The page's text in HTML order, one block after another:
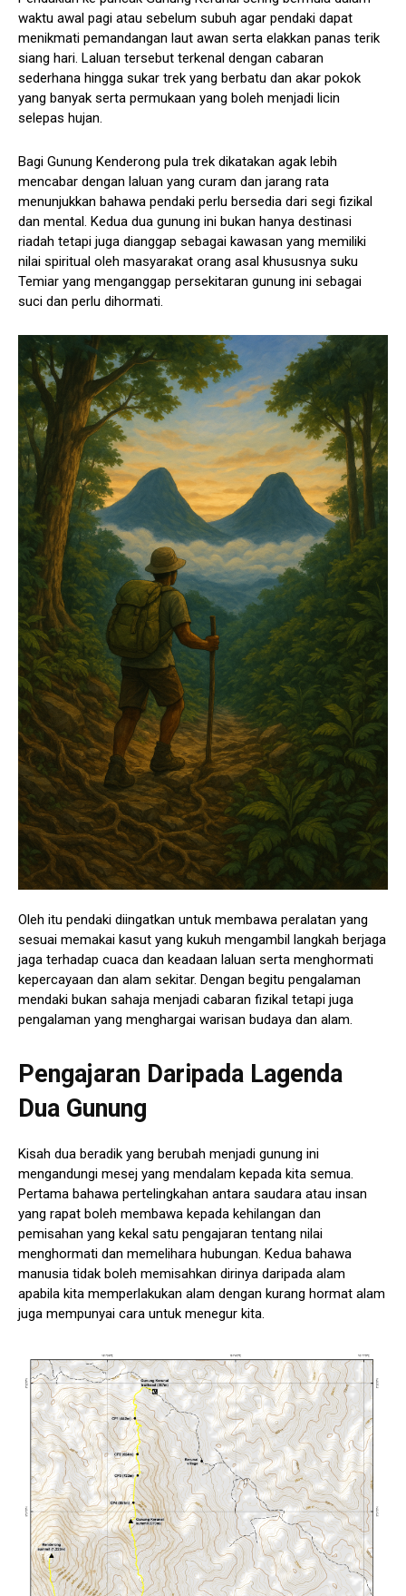
waktu awal pagi atau sebelum subuh agar pendaki dapat
menikmati pemandangan laut awan serta elakkan panas terik
siang hari. Laluan tersebut terkenal dengan cabaran
sederhana hingga sukar trek yang berbatu dan akar pokok
yang banyak serta permukaan yang boleh menjadi licin
selepas hujan.
Bagi Gunung Kenderong pula trek dikatakan agak lebih
mencabar dengan laluan yang curam dan jarang rata
menunjukkan bahawa pendaki perlu bersedia dari segi fizikal
dan mental. Kedua dua gunung ini bukan hanya destinasi
riadah tetapi juga dianggap sebagai kawasan yang memiliki
nilai spiritual oleh masyarakat orang asal khususnya suku
Temiar yang menganggap persekitaran gunung ini sebagai
suci dan perlu dihormati.
Oleh itu pendaki diingatkan untuk membawa peralatan yang
sesuai memakai kasut yang kukuh mengambil langkah berjaga
jaga terhadap cuaca dan keadaan laluan serta menghormati
kepercayaan dan alam sekitar. Dengan begitu pengalaman
mendaki bukan sahaja menjadi cabaran fizikal tetapi juga
pengalaman yang menghargai warisan budaya dan alam.
Pengajaran Daripada Lagenda
Dua Gunung
Kisah dua beradik yang berubah menjadi gunung ini
mengandungi mesej yang mendalam kepada kita semua.
Pertama bahawa pertelingkahan antara saudara atau insan
yang rapat boleh membawa kepada kehilangan dan
pemisahan yang kekal satu pengajaran tentang nilai
menghormati dan memelihara hubungan. Kedua bahawa
manusia tidak boleh memisahkan dirinya daripada alam
apabila kita memperlakukan alam dengan kurang hormat alam
juga mempunyai cara untuk menegur kita.